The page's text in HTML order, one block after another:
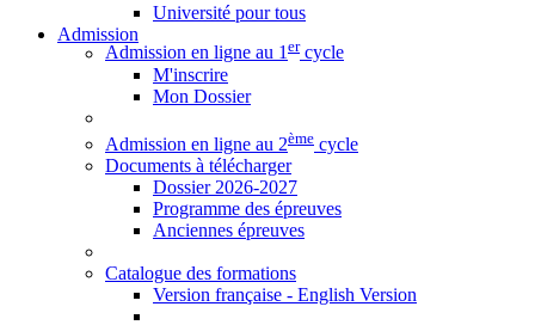
Université pour tous
Admission
Admission en ligne au 1ercycle
M'inscrire
Mon Dossier
Admission en ligne au 2ème cycle
Documents à télécharger
Dossier 2026-2027
Programme des épreuves
Anciennes épreuves
Catalogue des formations
Version française - English Version